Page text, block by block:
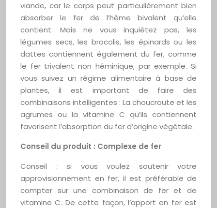
viande, car le corps peut particulièrement bien
absorber le fer de l’hème bivalent qu’elle
contient. Mais ne vous inquiétez pas, les
légumes secs, les brocolis, les épinards ou les
dattes contiennent également du fer, comme
le fer trivalent non héminique, par exemple. Si
vous suivez un régime alimentaire à base de
plantes, il est important de faire des
combinaisons intelligentes : La choucroute et les
agrumes ou la vitamine C qu’ils contiennent
favorisent l’absorption du fer d’origine végétale.
Conseil du produit : Complexe de fer
Conseil : si vous voulez soutenir votre
approvisionnement en fer, il est préférable de
compter sur une combinaison de fer et de
vitamine C. De cette façon, l’apport en fer est